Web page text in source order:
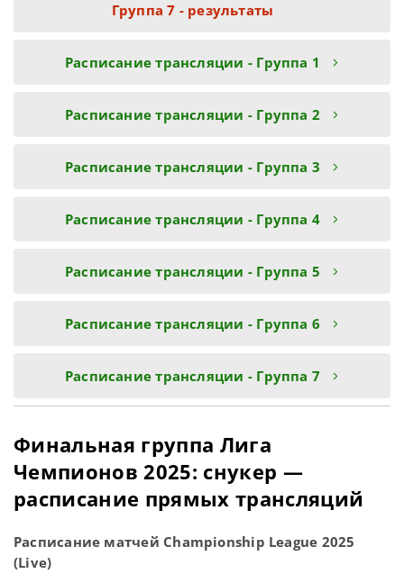
Группа 7 - результаты
Расписание трансляции - Группа 1
Расписание трансляции - Группа 2
Расписание трансляции - Группа 3
Расписание трансляции - Группа 4
Расписание трансляции - Группа 5
Расписание трансляции - Группа 6
Расписание трансляции - Группа 7
Финальная группа Лига
Чемпионов 2025: снукер —
расписание прямых трансляций
Расписание матчей Championship League 2025
(Live)